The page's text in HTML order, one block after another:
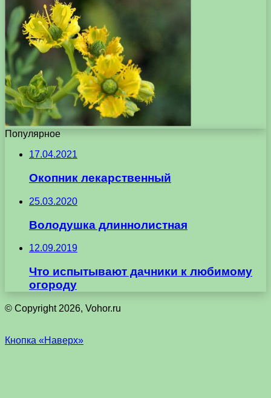
Популярное
17.04.2021
Окопник лекарственный
25.03.2020
Володушка длиннолистная
12.09.2019
Что испытывают дачники к любимому
огороду
© Copyright 2026, Vohor.ru
Кнопка «Наверх»